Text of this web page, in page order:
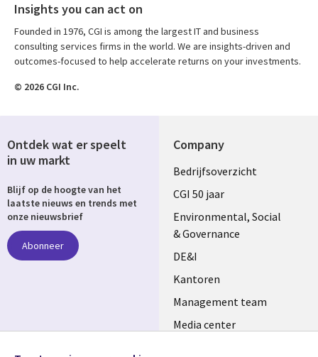
Insights you can act on
Founded in 1976, CGI is among the largest IT and business
consulting services firms in the world. We are insights-driven and
outcomes-focused to help accelerate returns on your investments.
© 2026 CGI Inc.
Company
Useful
links
NETHERLANDS
Bedrijfsoverzicht
CGI 50 jaar
Environmental, Social
& Governance
DE&I
Kantoren
Management team
Media center
Ontdek wat er speelt
in uw markt
Blijf op de hoogte van het
laatste nieuws en trends met
onze nieuwsbrief
Abonneer